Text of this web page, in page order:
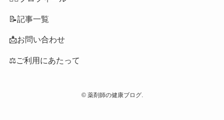
📝記事一覧
📩お問い合わせ
⚖️ご利用にあたって
©薬剤師の健康ブログ.